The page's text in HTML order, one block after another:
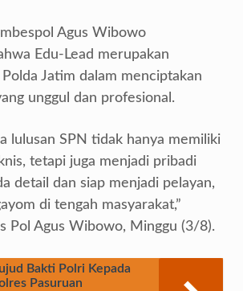
Agus Wibowo
Edu-Lead merupakan
Jatim dalam menciptakan
unggul dan profesional.
lulusan SPN tidak hanya memiliki
tetapi juga menjadi pribadi
detail dan siap menjadi pelayan,
di tengah masyarakat,”
Pol Agus Wibowo, Minggu (3/8).
Bakti Polri Kepada
Pasuruan